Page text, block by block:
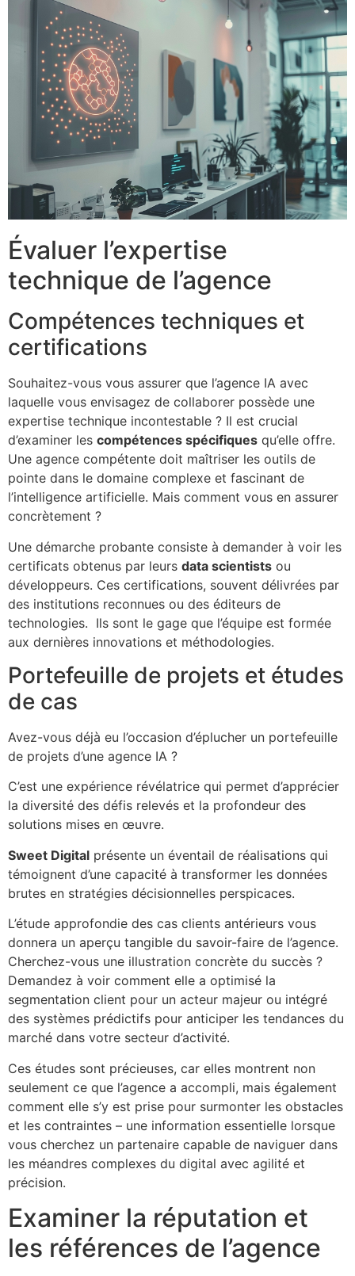
Évaluer l’expertise
technique de l’agence
Compétences techniques et
certifications
Souhaitez-vous vous assurer que l’agence IA avec
laquelle vous envisagez de collaborer possède une
expertise technique incontestable ? Il est crucial
d’examiner les compétences spécifiques qu’elle offre.
Une agence compétente doit maîtriser les outils de
pointe dans le domaine complexe et fascinant de
l’intelligence artificielle. Mais comment vous en assurer
concrètement ?
Une démarche probante consiste à demander à voir les
certificats obtenus par leurs data scientists ou
développeurs. Ces certifications, souvent délivrées par
des institutions reconnues ou des éditeurs de
technologies. Ils sont le gage que l’équipe est formée
aux dernières innovations et méthodologies.
Portefeuille de projets et études
de cas
Avez-vous déjà eu l’occasion d’éplucher un portefeuille
de projets d’une agence IA ?
C’est une expérience révélatrice qui permet d’apprécier
la diversité des défis relevés et la profondeur des
solutions mises en œuvre.
Sweet Digital présente un éventail de réalisations qui
témoignent d’une capacité à transformer les données
brutes en stratégies décisionnelles perspicaces.
L’étude approfondie des cas clients antérieurs vous
donnera un aperçu tangible du savoir-faire de l’agence.
Cherchez-vous une illustration concrète du succès ?
Demandez à voir comment elle a optimisé la
segmentation client pour un acteur majeur ou intégré
des systèmes prédictifs pour anticiper les tendances du
marché dans votre secteur d’activité.
Ces études sont précieuses, car elles montrent non
seulement ce que l’agence a accompli, mais également
comment elle s’y est prise pour surmonter les obstacles
et les contraintes – une information essentielle lorsque
vous cherchez un partenaire capable de naviguer dans
les méandres complexes du digital avec agilité et
précision.
Examiner la réputation et
les références de l’agence